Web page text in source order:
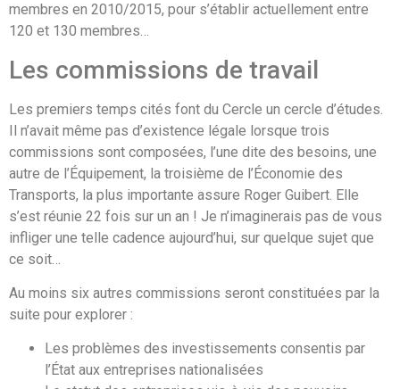
membres en 2010/2015, pour s’établir actuellement entre
120 et 130 membres…
Les commissions de travail
Les premiers temps cités font du Cercle un cercle d’études.
Il n’avait même pas d’existence légale lorsque trois
commissions sont composées, l’une dite des besoins, une
autre de l’Équipement, la troisième de l’Économie des
Transports, la plus importante assure Roger Guibert. Elle
s’est réunie 22 fois sur un an ! Je n’imaginerais pas de vous
infliger une telle cadence aujourd’hui, sur quelque sujet que
ce soit…
Au moins six autres commissions seront constituées par la
suite pour explorer :
Les problèmes des investissements consentis par
l’État aux entreprises nationalisées